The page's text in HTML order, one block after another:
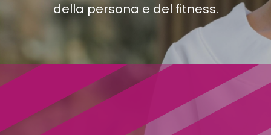
della persona e del fitness.